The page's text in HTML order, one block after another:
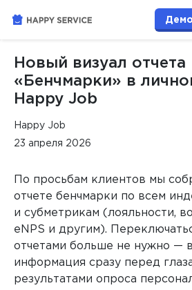
Демо
Новый визуал отчета
«Бенчмарки» в
Happy Job
Happy Job
23 апреля 2026
По просьбам клиентов мы
отчете бенчмарки по всем
и субметрикам (лояльности,
eNPS и другим).
отчетами больше не нужно —
информация сразу перед
результатами опроса